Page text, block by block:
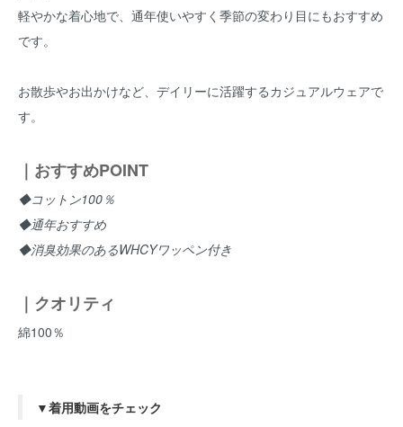
軽やかな着心地で、通年使いやすく季節の変わり目にもおすすめ
です。
お散歩やお出かけなど、デイリーに活躍するカジュアルウェアで
す。
｜おすすめPOINT
◆コットン100％
◆通年おすすめ
◆消臭効果のあるWHCYワッペン付き
｜クオリティ
綿100％
▼着用動画をチェック